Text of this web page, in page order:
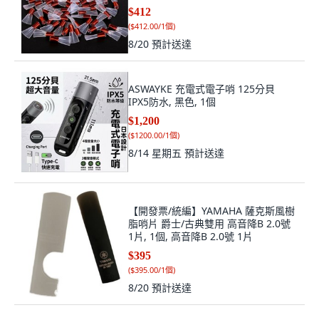
$412
($412.00/1個)
8/20 預計送達
ASWAYKE 充電式電子哨 125分貝
IPX5防水, 黑色, 1個
$1,200
($1200.00/1個)
8/14 星期五 預計送達
【開發票/統編】YAMAHA 薩克斯風樹
脂哨片 爵士/古典雙用 高音降B 2.0號
1片, 1個, 高音降B 2.0號 1片
$395
($395.00/1個)
8/20 預計送達